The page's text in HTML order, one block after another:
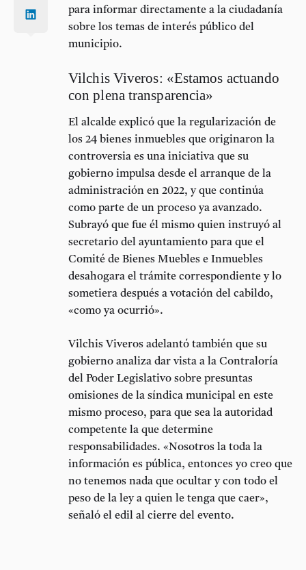
para informar directamente a la ciudadanía
sobre los temas de interés público del
municipio.
Vilchis Viveros: «Estamos actuando
con plena transparencia»
El alcalde explicó que la regularización de
los 24 bienes inmuebles que originaron la
controversia es una iniciativa que su
gobierno impulsa desde el arranque de la
administración en 2022, y que continúa
como parte de un proceso ya avanzado.
Subrayó que fue él mismo quien instruyó al
secretario del ayuntamiento para que el
Comité de Bienes Muebles e Inmuebles
desahogara el trámite correspondiente y lo
sometiera después a votación del cabildo,
«como ya ocurrió».
Vilchis Viveros adelantó también que su
gobierno analiza dar vista a la Contraloría
del Poder Legislativo sobre presuntas
omisiones de la síndica municipal en este
mismo proceso, para que sea la autoridad
competente la que determine
responsabilidades. «Nosotros la toda la
información es pública, entonces yo creo que
no tenemos nada que ocultar y con todo el
peso de la ley a quien le tenga que caer»,
señaló el edil al cierre del evento.